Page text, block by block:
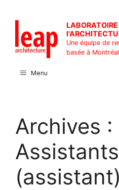
contenu
Une équipe de
basée à Montréal
Menu
Archives :
Assistants
(assistant)